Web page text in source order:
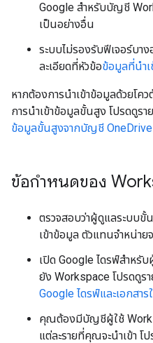
Google สำหรับบัญชี
เป็นอย่างอื่น
ระบบไม่รองรับฟีเจอร์บา
ละเอียดที่หัวข้อข้อมูลที่นำเ
หากต้องการนำเข้าข้อมูลด้วยโค
การนำเข้าข้อมูลขั้นสูง โปรดดูรา
ข้อมูลขั้นสูงจากบัญชี OneDrive
ข้อกำหนดของ
ตรวจสอบว่าผู้ดูแลระบบขั้
เข้าข้อมูล ตัวแทนจำหน่า
เปิด Google ไดรฟ์สำหรั
ยัง Workspace โปรดดูร
Google ไดรฟ์และเอกสา
คุณต้องมีบัญชีผู้ใช้
แต่ละรายที่คุณจะนำเข้า โ